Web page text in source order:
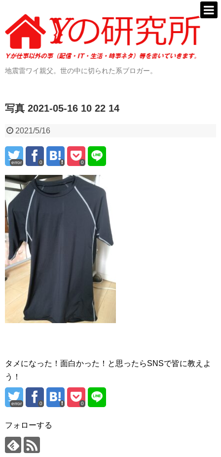
地震雷ワイ親父。世の中に切られた系ブロガー。
写真 2021-05-16 10 22 14
2021/5/16
error 0 0
タメになった！面白かった！と思ったらSNSで皆に教えよ
う！
error 0 0
フォローする